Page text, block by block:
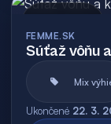
FEMME.SK
Súťaž vôňu
Mix
Ukončené 22. 3.